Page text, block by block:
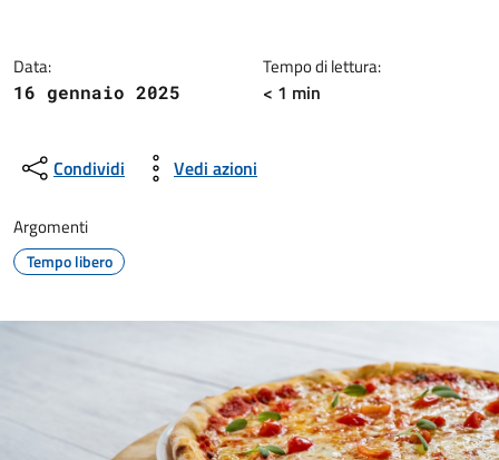
Data:
16 gennaio 2025
Tempo di lettura:
< 1 min
Condividi Vedi azioni
Argomenti
Tempo libero